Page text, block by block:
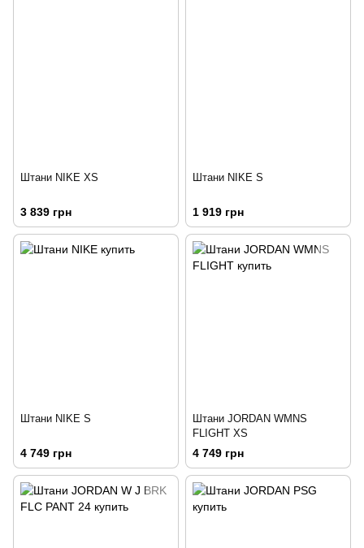
Штани NIKE XS
3 839 грн
Штани NIKE S
1 919 грн
Штани NIKE S
4 749 грн
Штани JORDAN WMNS
FLIGHT XS
4 749 грн